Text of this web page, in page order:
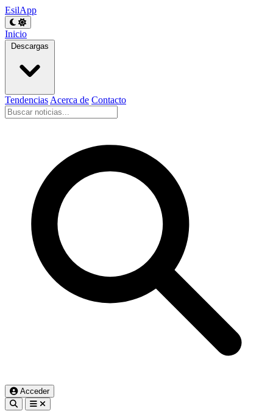
EsilApp
Inicio
Descargas
Tendencias Acerca de Contacto
Acceder